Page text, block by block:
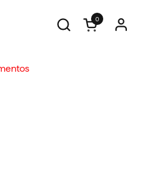
Abrir carrito
0